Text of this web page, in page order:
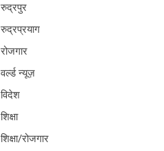
रुद्रपुर
रुद्रप्रयाग
रोजगार
वर्ल्ड न्यूज़
विदेश
शिक्षा
शिक्षा/रोजगार